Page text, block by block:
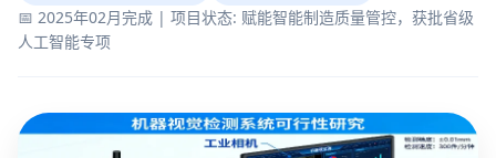
📅 2025年02月完成 | 项目状态: 赋能智能制造质量管控，获批省级
人工智能专项